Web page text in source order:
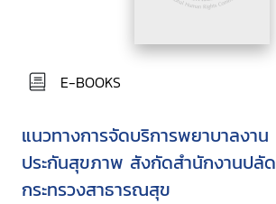
E-BOOKS
แนวทางการจัดบริการพยาบาลงาน
ประกันสุขภาพ สังกัดสำนักงานปลัด
กระทรวงสาธารณสุข